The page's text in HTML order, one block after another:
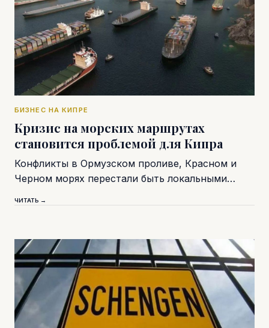
БИЗНЕС НА КИПРЕ
Кризис на морских маршрутах
становится проблемой для Кипра
Конфликты в Ормузском проливе, Красном и
Черном морях перестали быть локальными…
ЧИТАТЬ →